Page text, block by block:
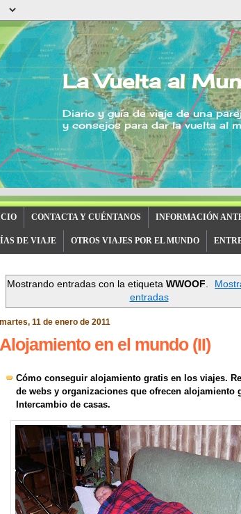
La Vuelta al
Diario y guía de viaje de una
y consejos para dar la vuelta al
CONTACTA Y CUÉNTANOS INFORMACIÓN
DE VIAJE OTROS VIAJES POR EL MUNDO
Mostrando entradas con la etiqueta WWOOF
entradas
martes, 11 de enero de 2011
Alojamiento en el mundo (II)
Cómo conseguir alojamiento gratis en los viajes.
de webs y organizaciones que ofrecen alojamiento
Intercambio de casas.